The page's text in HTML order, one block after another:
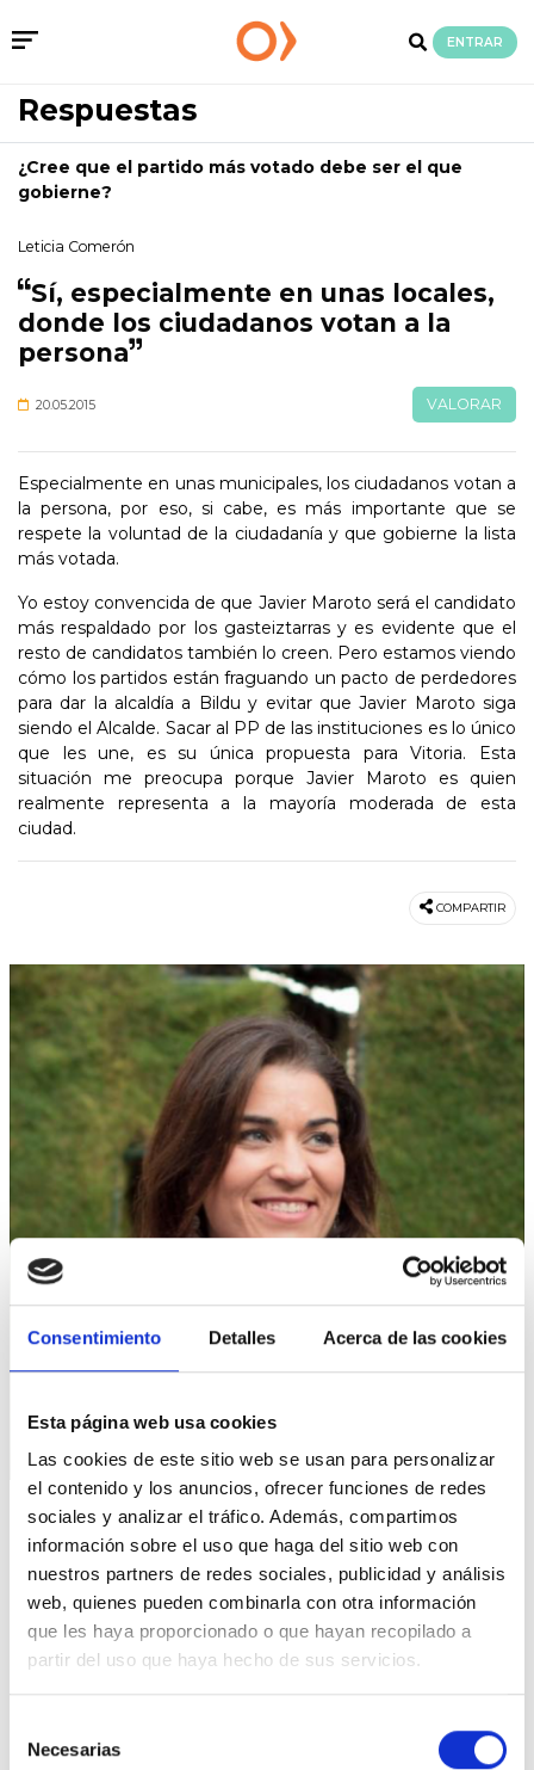
Consentimiento Detalles Acerca de las cookies
Esta página web usa cookies
Las cookies de este sitio web se usan para personalizar
el contenido y los anuncios, ofrecer funciones de redes
sociales y analizar el tráfico. Además, compartimos
información sobre el uso que haga del sitio web con
nuestros partners de redes sociales, publicidad y análisis
web, quienes pueden combinarla con otra información
que les haya proporcionado o que hayan recopilado a
partir del uso que haya hecho de sus servicios.
Necesarias
ENTRAR
Respuestas
¿Cree que el partido más votado debe ser el que
gobierne?
Leticia Comerón
Sí, especialmente en unas locales,
donde los ciudadanos votan a la
persona
20.05.2015 VALORAR
Especialmente en unas municipales, los ciudadanos votan a
la persona, por eso, si cabe, es más importante que se
respete la voluntad de la ciudadanía y que gobierne la lista
más votada.
Yo estoy convencida de que Javier Maroto será el candidato
más respaldado por los gasteiztarras y es evidente que el
resto de candidatos también lo creen. Pero estamos viendo
cómo los partidos están fraguando un pacto de perdedores
para dar la alcaldía a Bildu y evitar que Javier Maroto siga
siendo el Alcalde. Sacar al PP de las instituciones es lo único
que les une, es su única propuesta para Vitoria. Esta
situación me preocupa porque Javier Maroto es quien
realmente representa a la mayoría moderada de esta
ciudad.
COMPARTIR
PREGUNTA
¿Cree que el partido más
votado debe ser el que
Posibles pactos tras las elecciones, que los